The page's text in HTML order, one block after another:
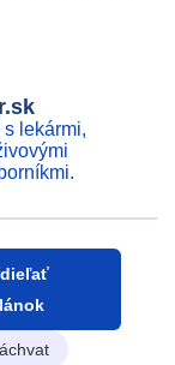
lekármi,